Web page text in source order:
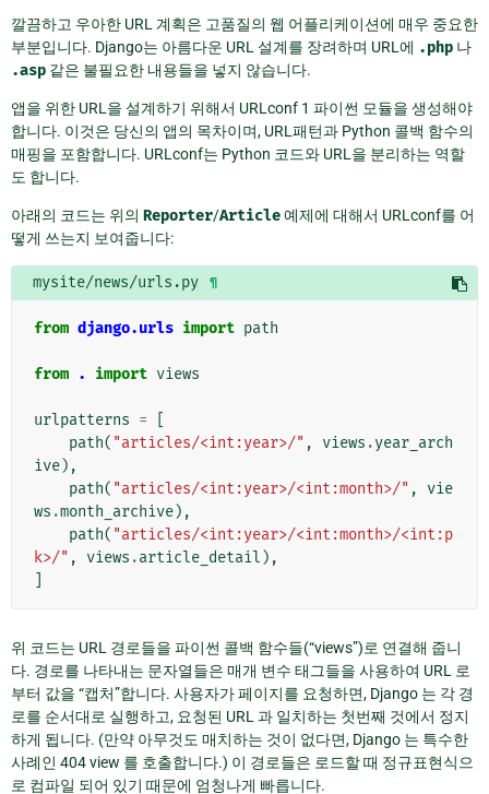
깔끔하고 우아한 URL 계획은 고품질의 웹 어플리케이션에 매우 중요한
부분입니다. Django는 아름다운 URL 설계를 장려하며 URL에 .php 나
.asp 같은 불필요한 내용들을 넣지 않습니다.
앱을 위한 URL을 설계하기 위해서 URLconf 1 파이썬 모듈을 생성해야
합니다. 이것은 당신의 앱의 목차이며, URL패턴과 Python 콜백 함수의
매핑을 포함합니다. URLconf는 Python 코드와 URL을 분리하는 역할
도 합니다.
아래의 코드는 위의 Reporter/Article예제에 대해서 URLconf를 어
떻게 쓰는지 보여줍니다:
mysite/news/urls.py ¶
from django.urls import path
from . import views
urlpatterns =
path( "articles/<int:year>/" , views .year_arch
ive),
path( "articles/<int:year>/<int:month>/" ,
vie
ws .month_archive),
path( "articles/<int:year>/<int:month>/<int:p
k>/" , views .article_detail ),
위 코드는 URL 경로들을 파이썬 콜백 함수들(“views”)로 연결해 줍니
다. 경로를 나타내는 문자열들은 매개 변수 태그들을 사용하여 URL 로
부터 값을 “캡처”합니다. 사용자가 페이지를 요청하면, Django 는 각 경
로를 순서대로 실행하고, 요청된 URL 과 일치하는 첫번째 것에서 정지
하게 됩니다. (만약 아무것도 매치하는 것이 없다면, Django 는 특수한
사례인 404 view 를 호출합니다.) 이 경로들은 로드할 때 정규표현식으
로 컴파일 되어 있기 때문에 엄청나게 빠릅니다.